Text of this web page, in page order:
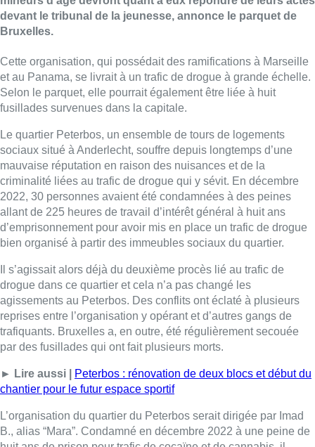
devant le tribunal de la jeunesse, annonce le parquet de
Bruxelles.
Cette organisation, qui possédait des ramifications à Marseille
et au Panama, se livrait à un trafic de drogue à grande échelle.
Selon le parquet, elle pourrait également être liée à huit
fusillades survenues dans la capitale.
Le quartier Peterbos, un ensemble de tours de logements
sociaux situé à Anderlecht, souffre depuis longtemps d’une
mauvaise réputation en raison des nuisances et de la
criminalité liées au trafic de drogue qui y sévit. En décembre
2022, 30 personnes avaient été condamnées à des peines
allant de 225 heures de travail d’intérêt général à huit ans
d’emprisonnement pour avoir mis en place un trafic de drogue
bien organisé à partir des immeubles sociaux du quartier.
Il s’agissait alors déjà du deuxième procès lié au trafic de
drogue dans ce quartier et cela n’a pas changé les
agissements au Peterbos. Des conflits ont éclaté à plusieurs
reprises entre l’organisation y opérant et d’autres gangs de
trafiquants. Bruxelles a, en outre, été régulièrement secouée
par des fusillades qui ont fait plusieurs morts.
► Lire aussi |
Peterbos : rénovation de deux blocs et début du
chantier pour le futur espace sportif
L’organisation du quartier du Peterbos serait dirigée par Imad
B., alias “Mara”. Condamné en décembre 2022 à une peine de